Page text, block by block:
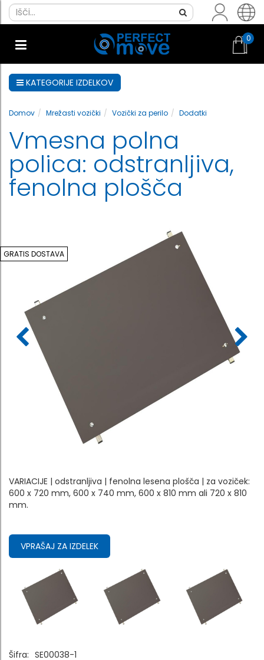
0
KATEGORIJE IZDELKOV
Domov Mrežasti vozički Vozički za perilo Dodatki
Vmesna polna
polica: odstranljiva,
fenolna plošča
GRATIS DOSTAVA
VARIACIJE | odstranljiva | fenolna lesena plošča | za voziček:
600 x 720 mm, 600 x 740 mm, 600 x 810 mm ali 720 x 810
mm.
VPRAŠAJ ZA IZDELEK
Šifra: SE00038-1